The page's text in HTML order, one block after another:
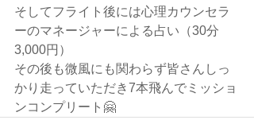
そしてフライト後には心理カウンセラ
ーのマネージャーによる占い（30分
3,000円）
その後も微風にも関わらず皆さんしっ
かり走っていただき7本飛んでミッショ
ンコンプリート🤗